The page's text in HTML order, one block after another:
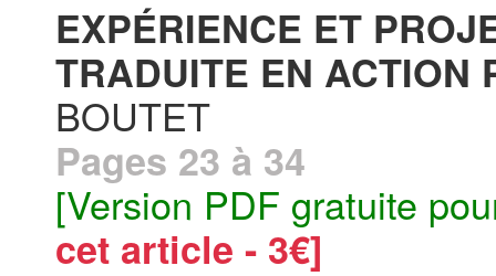
EXPÉRIENCE ET
TRADUITE EN ACTION
BOUTET
Pages 23 à 34
[Version PDF gratuite
cet article - 3€]